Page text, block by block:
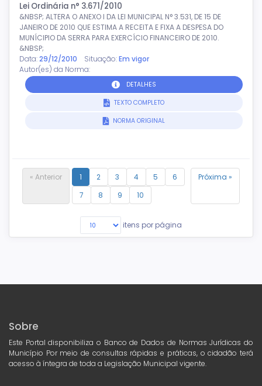
Lei Ordinária n° 3.671/2010
&NBSP; ALTERA O ANEXO I DA LEI MUNICIPAL N° 3.531, DE 15 DE
JANEIRO DE 2010 QUE ESTIMA A RECEITA E FIXA A DESPESA DO
MUNÍCIPIO DA SERRA PARA EXERCÍCIO FINANCEIRO DE 2010.
&NBSP;
Data:29/12/2010 Situação: Em vigor
Autor(es) da Norma:
DETALHES
TEXTO COMPLETO
NORMA ORIGINAL
« Anterior 1 2 3 4 5
6
7
8 9 10
Próxima »
itens por página
Sobre
Este Portal disponibiliza o Banco de Dados de Normas Jurídicas do
Município Por meio de consultas rápidas e práticas, o cidadão terá
acesso à íntegra de toda a Legislação Municipal vigente.